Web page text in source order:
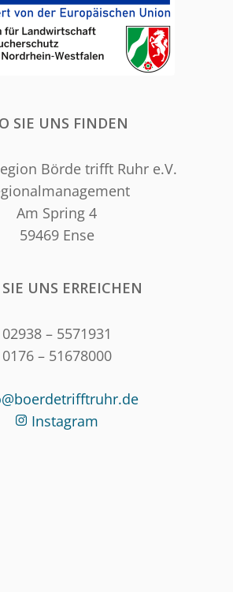
SIE UNS FINDEN
Börde trifft Ruhr e.V.
Am Spring 4
59469 Ense
UNS ERREICHEN
02938 – 5571931
0176 – 51678000
Instagram